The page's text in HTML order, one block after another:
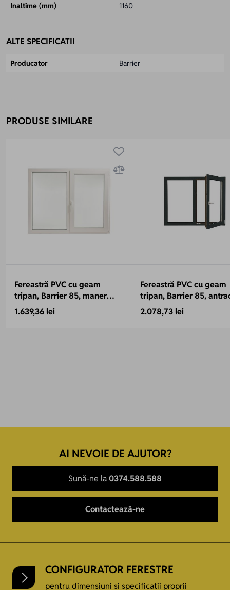
Inaltime (mm)
1160
ALTE SPECIFICATII
Producator Barrier
PRODUSE SIMILARE
Fereastră PVC cu geam
tripan, Barrier 85, maner
Toulon, 1460x1160 mm, profil
85 mm, 2 canate, sticlă 44
1.639,36 lei
Fereastră PVC cu geam
tripan, Barrier 85,
1460x1160 mm, 2
sticlă 44 mm 4SEvo4 +
2.078,73 lei
AI NEVOIE DE AJUTOR?
Sună-ne la 0374.588.588
Contactează-ne
CONFIGURATOR FERESTRE
pentru dimensiuni si specificatii proprii